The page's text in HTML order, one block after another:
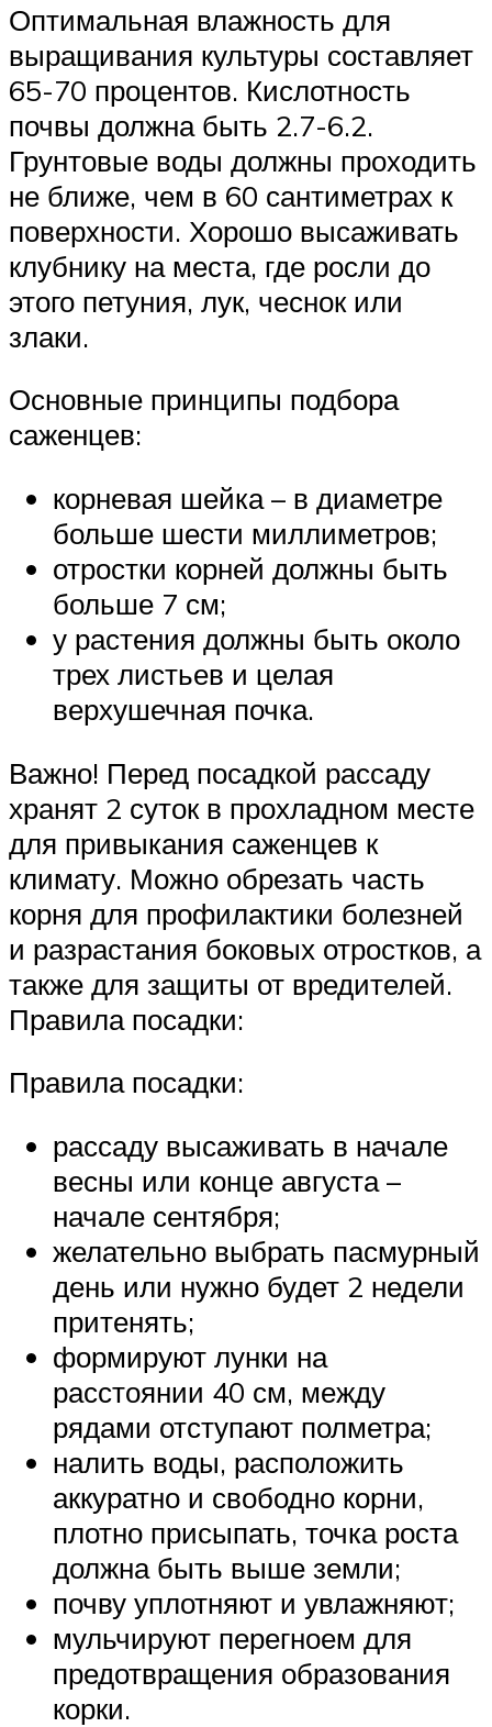
Оптимальная влажность для
выращивания культуры составляет
65-70 процентов. Кислотность
почвы должна быть 2.7-6.2.
Грунтовые воды должны проходить
не ближе, чем в 60 сантиметрах к
поверхности. Хорошо высаживать
клубнику на места, где росли до
этого петуния, лук, чеснок или
злаки.
Основные принципы подбора
саженцев:
корневая шейка – в диаметре
больше шести миллиметров;
отростки корней должны быть
больше 7 см;
у растения должны быть около
трех листьев и целая
верхушечная почка.
Важно! Перед посадкой рассаду
хранят 2 суток в прохладном месте
для привыкания саженцев к
климату. Можно обрезать часть
корня для профилактики болезней
и разрастания боковых отростков, а
также для защиты от вредителей.
Правила посадки:
Правила посадки:
рассаду высаживать в начале
весны или конце августа –
начале сентября;
желательно выбрать пасмурный
день или нужно будет 2 недели
притенять;
формируют лунки на
расстоянии 40 см, между
рядами отступают полметра;
налить воды, расположить
аккуратно и свободно корни,
плотно присыпать, точка роста
должна быть выше земли;
почву уплотняют и увлажняют;
мульчируют перегноем для
предотвращения образования
корки.